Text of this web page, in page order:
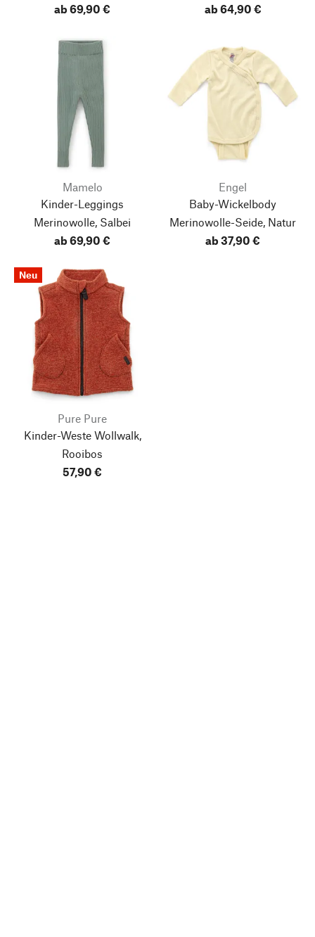
ab 69,90 €
ab 64,90 €
Mamelo
Kinder-Leggings
Merinowolle, Salbei
ab 69,90 €
Engel
Baby-Wickelbody
Merinowolle-Seide, Natur
ab 37,90 €
Neu
Pure Pure
Kinder-Weste Wollwalk,
Rooibos
57,90 €